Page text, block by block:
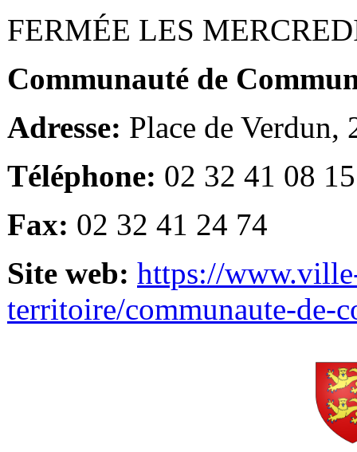
FERMÉE LES
Communauté de
Adresse: Place de Verdun,
Téléphone: 02 32 41 08 15
Fax: 02 32 41 24 74
Site web: https://
territoire/communaute-de-